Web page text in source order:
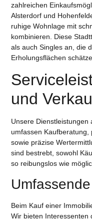
zahlreichen
Alsterdorf und
ruhige Wohnlage mit
kombinieren. Diese
als auch Singles an, die
Erholungsflächen
und
Unsere Dienstleistungen
umfassen Kaufberatung,
sowie präzise
sind bestrebt, sowohl
so reibungslos wie
Beim Kauf einer
Wir bieten Interessenten